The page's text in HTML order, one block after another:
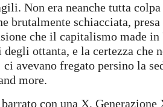
Non era neanche tutta
brutalmente schiacciata,
che il capitalismo made in
ottanta, e la certezza che
avevano fregato persino la
more.
con una X,